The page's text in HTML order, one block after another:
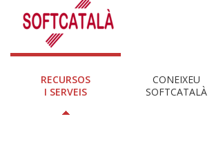
RECURSOS
I SERVEIS
CONEIXEU
SOFTCATALÀ